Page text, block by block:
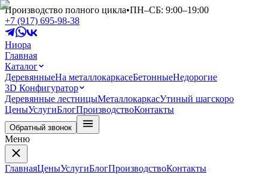
Производство полного цикла•ПН–СБ: 9:00–19:00
+7 (917) 695-98-38
Ниора
Главная
Каталог
ДеревянныеНа металлокаркасеБетонныеНедорогие
3D Конфигуратор
Деревянные лестницыМеталлокаркасУтиный шагскоро
ЦеныУслугиБлогПроизводствоКонтакты
Обратный звонок
Меню
ГлавнаяЦеныУслугиБлогПроизводствоКонтакты